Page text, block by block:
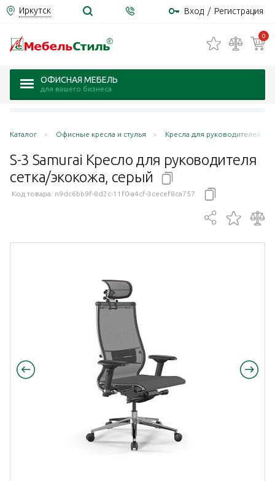
Иркутск Вход / Регистрация
0
ОФИСНАЯ МЕБЕЛЬ
для вашего бизнеса
Каталог Офисные кресла и стулья Кресла для руководителей
S-3 Samurai Кресло для руководителя
сетка/экокожа, серый
Код товара: n9dc6bb9f-8d2c-11f0-a4cf-3cecef8ca757